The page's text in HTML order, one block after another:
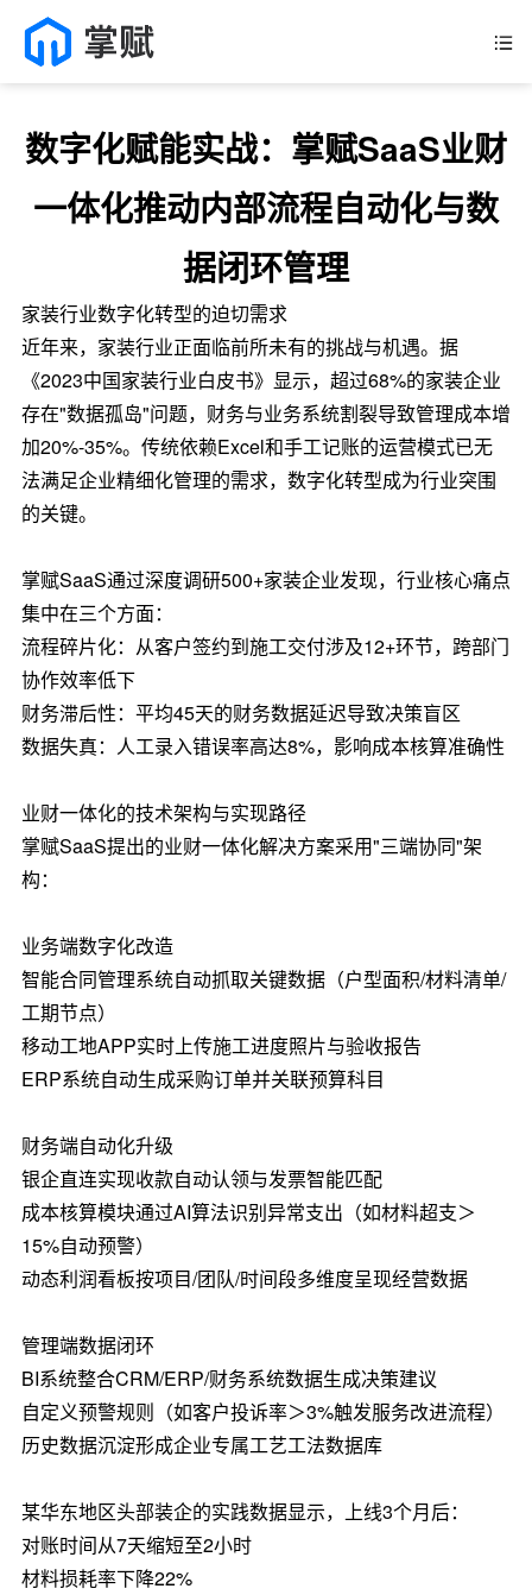
数字化赋能实战：掌赋SaaS业财
一体化推动内部流程自动化与数
据闭环管理
家装行业数字化转型的迫切需求
近年来，家装行业正面临前所未有的挑战与机遇。据
《2023中国家装行业白皮书》显示，超过68%的家装企业
存在"数据孤岛"问题，财务与业务系统割裂导致管理成本增
加20%-35%。传统依赖Excel和手工记账的运营模式已无
法满足企业精细化管理的需求，数字化转型成为行业突围
的关键。
掌赋SaaS通过深度调研500+家装企业发现，行业核心痛点
集中在三个方面：
流程碎片化：从客户签约到施工交付涉及12+环节，跨部门
协作效率低下
财务滞后性：平均45天的财务数据延迟导致决策盲区
数据失真：人工录入错误率高达8%，影响成本核算准确性
业财一体化的技术架构与实现路径
掌赋SaaS提出的业财一体化解决方案采用"三端协同"架
构：
业务端数字化改造
智能合同管理系统自动抓取关键数据（户型面积/材料清单/
工期节点）
移动工地APP实时上传施工进度照片与验收报告
ERP系统自动生成采购订单并关联预算科目
财务端自动化升级
银企直连实现收款自动认领与发票智能匹配
成本核算模块通过AI算法识别异常支出（如材料超支＞
15%自动预警）
动态利润看板按项目/团队/时间段多维度呈现经营数据
管理端数据闭环
BI系统整合CRM/ERP/财务系统数据生成决策建议
自定义预警规则（如客户投诉率＞3%触发服务改进流程）
历史数据沉淀形成企业专属工艺工法数据库
某华东地区头部装企的实践数据显示，上线3个月后：
对账时间从7天缩短至2小时
材料损耗率下降22%